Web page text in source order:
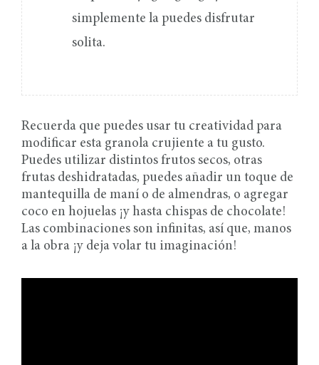
simplemente la puedes disfrutar
solita.
Recuerda que puedes usar tu creatividad para
modificar esta granola crujiente a tu gusto.
Puedes utilizar distintos frutos secos, otras
frutas deshidratadas, puedes añadir un toque de
mantequilla de maní o de almendras, o agregar
coco en hojuelas ¡y hasta chispas de chocolate!
Las combinaciones son infinitas, así que, manos
a la obra ¡y deja volar tu imaginación!